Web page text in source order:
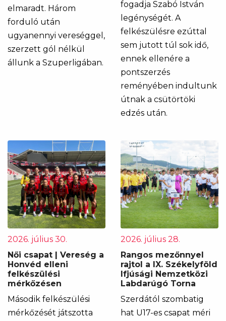
elmaradt. Három
forduló után
ugyanennyi vereséggel,
szerzett gól nélkül
állunk a Szuperligában.
fogadja Szabó István
legénységét. A
felkészülésre ezúttal
sem jutott túl sok idő,
ennek ellenére a
pontszerzés
reményében indultunk
útnak a csütörtöki
edzés után.
2026. július 30.
Női csapat | Vereség a
Honvéd elleni
felkészülési
mérkőzésen
Második felkészülési
mérkőzését játszotta
2026. július 28.
Rangos mezőnnyel
rajtol a IX. Székelyföld
Ifjúsági Nemzetközi
Labdarúgó Torna
Szerdától szombatig
hat U17-es csapat méri